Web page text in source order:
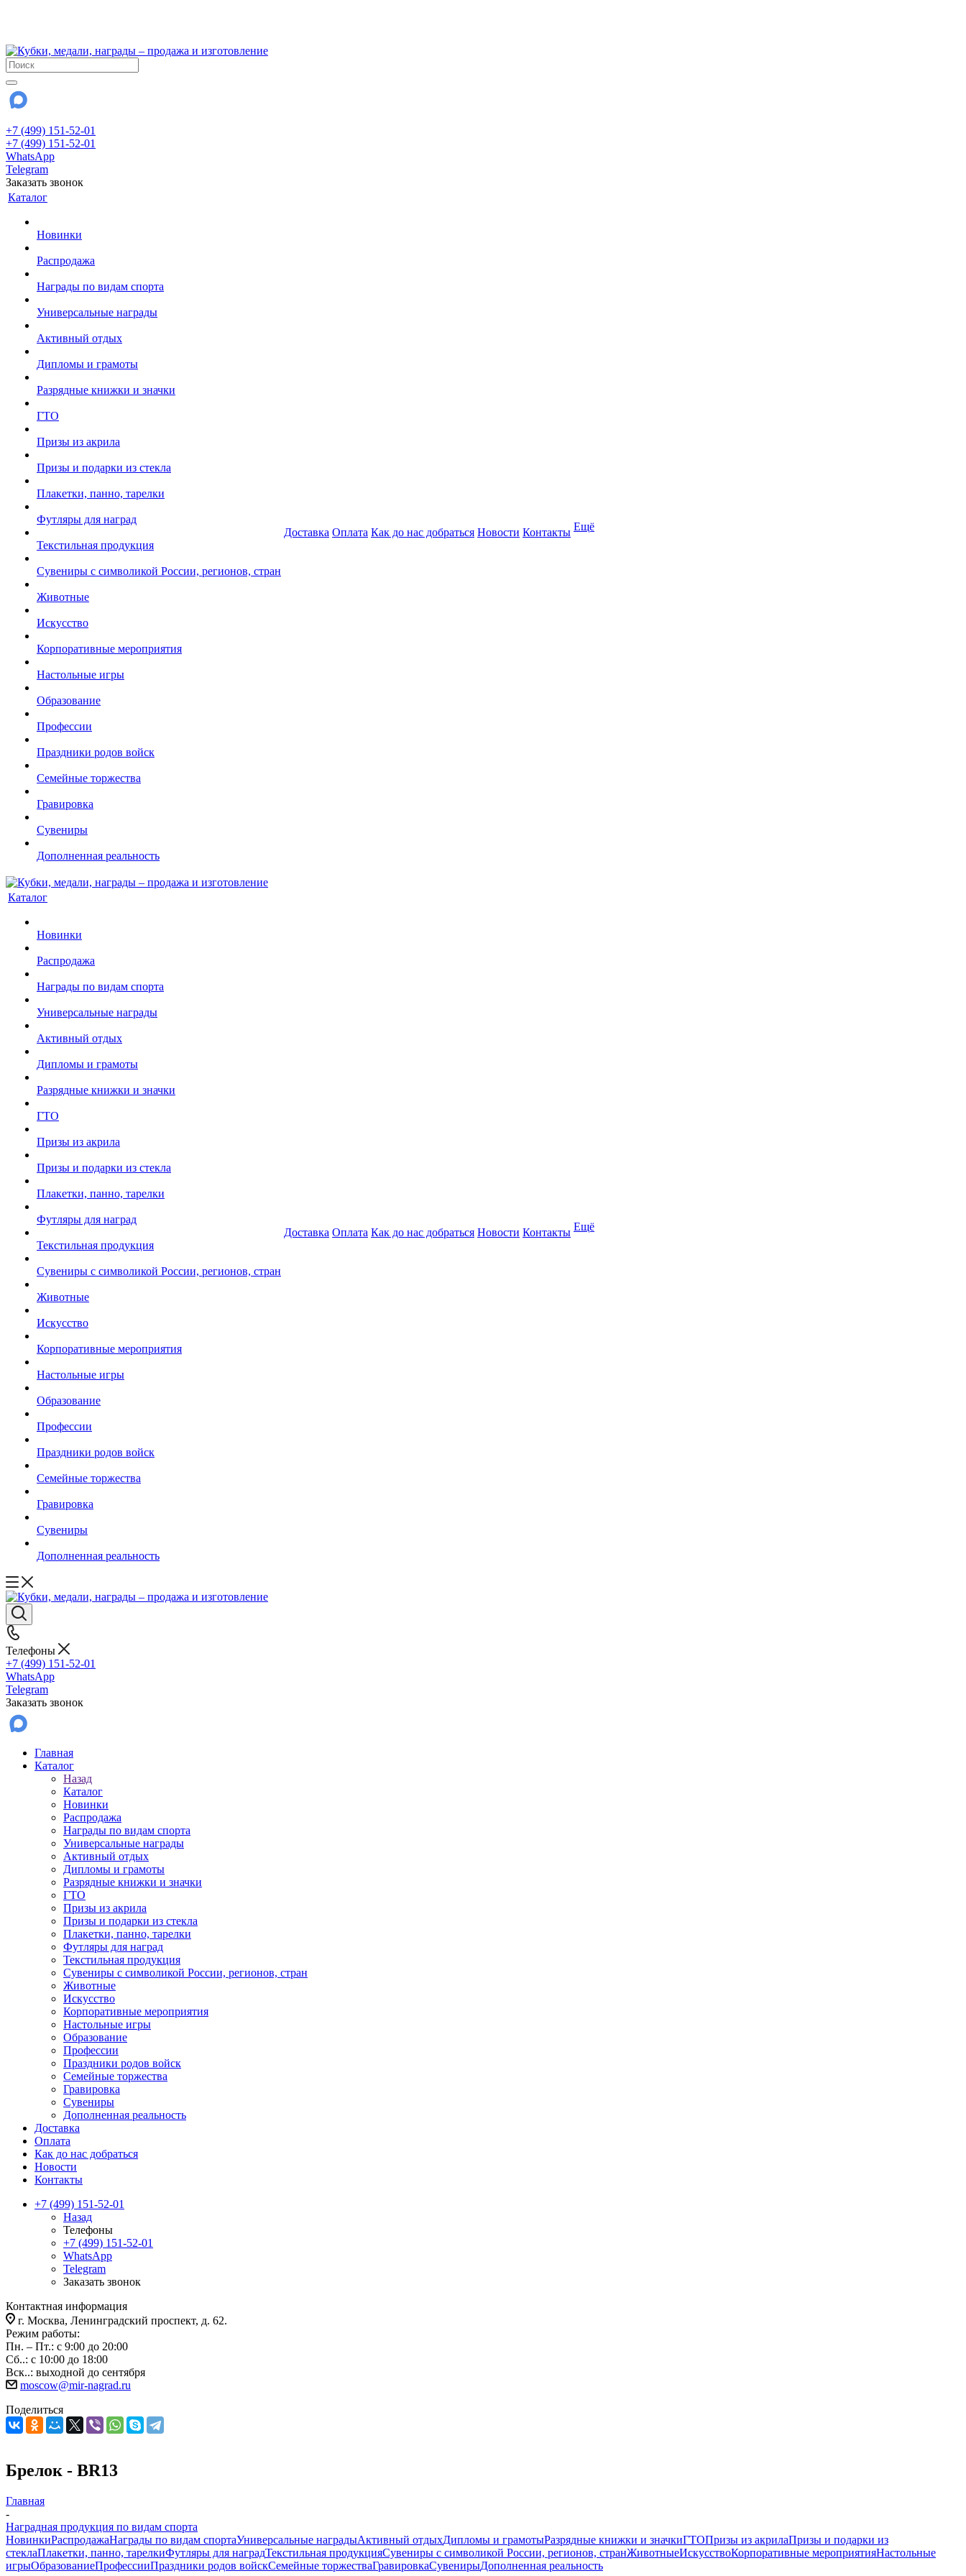
+7 (499) 151-52-01
+7 (499) 151-52-01
WhatsApp
Telegram
Заказать звонок
Каталог
Новинки
Распродажа
Награды по видам спорта
Универсальные награды
Активный отдых
Дипломы и грамоты
Разрядные книжки и значки
ГТО
Призы из акрила
Призы и подарки из стекла
Плакетки, панно, тарелки
Футляры для наград
Текстильная продукция
Сувениры с символикой России, регионов, стран
Животные
Искусство
Корпоративные мероприятия
Настольные игры
Образование
Профессии
Праздники родов войск
Семейные торжества
Гравировка
Сувениры
Дополненная реальность
Доставка Оплата Как до нас добраться Новости Контакты Ещё
Каталог
Новинки
Распродажа
Награды по видам спорта
Универсальные награды
Активный отдых
Дипломы и грамоты
Разрядные книжки и значки
ГТО
Призы из акрила
Призы и подарки из стекла
Плакетки, панно, тарелки
Футляры для наград
Текстильная продукция
Сувениры с символикой России, регионов, стран
Животные
Искусство
Корпоративные мероприятия
Настольные игры
Образование
Профессии
Праздники родов войск
Семейные торжества
Гравировка
Сувениры
Дополненная реальность
Доставка Оплата Как до нас добраться Новости Контакты Ещё
Телефоны
+7 (499) 151-52-01
WhatsApp
Telegram
Заказать звонок
Главная
Каталог
Назад
Каталог
Новинки
Распродажа
Награды по видам спорта
Универсальные награды
Активный отдых
Дипломы и грамоты
Разрядные книжки и значки
ГТО
Призы из акрила
Призы и подарки из стекла
Плакетки, панно, тарелки
Футляры для наград
Текстильная продукция
Сувениры с символикой России, регионов, стран
Животные
Искусство
Корпоративные мероприятия
Настольные игры
Образование
Профессии
Праздники родов войск
Семейные торжества
Гравировка
Сувениры
Дополненная реальность
Доставка
Оплата
Как до нас добраться
Новости
Контакты
+7 (499) 151-52-01
Назад
Телефоны
+7 (499) 151-52-01
WhatsApp
Telegram
Заказать звонок
Контактная информация
г. Москва, Ленинградский проспект, д. 62.
Режим работы:
Пн. – Пт.: с 9:00 до 20:00
Сб..: с 10:00 до 18:00
Вск..: выходной до сентября
moscow@mir-nagrad.ru
Поделиться
Брелок - BR13
Главная
-
Наградная продукция по видам спорта
НовинкиРаспродажаНаграды по видам спортаУниверсальные наградыАктивный отдыхДипломы и грамотыРазрядные книжки и значкиГТОПризы из акрилаПризы и подарки из
стеклаПлакетки, панно, тарелкиФутляры для наградТекстильная продукцияСувениры с символикой России, регионов, странЖивотныеИскусствоКорпоративные мероприятияНастольные
игрыОбразованиеПрофессииПраздники родов войскСемейные торжестваГравировкаСувенирыДополненная реальность